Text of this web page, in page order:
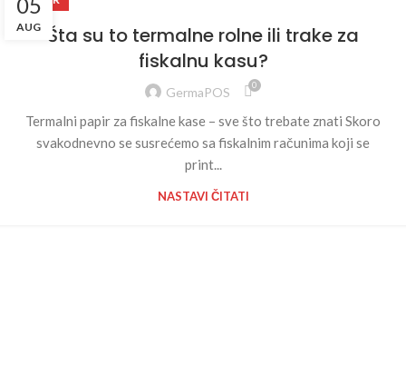
AUG Šta su to termalne rolne ili trake za
fiskalnu kasu?
GermaPOS 0
Termalni papir za fiskalne kase – sve što trebate znati Skoro
svakodnevno se susrećemo sa fiskalnim računima koji se
print...
NASTAVI ČITATI